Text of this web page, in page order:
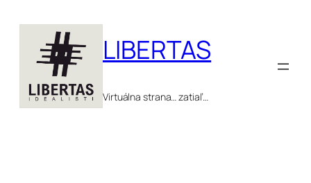
obsah
LIBERTAS
Virtuálna strana… zatiaľ…